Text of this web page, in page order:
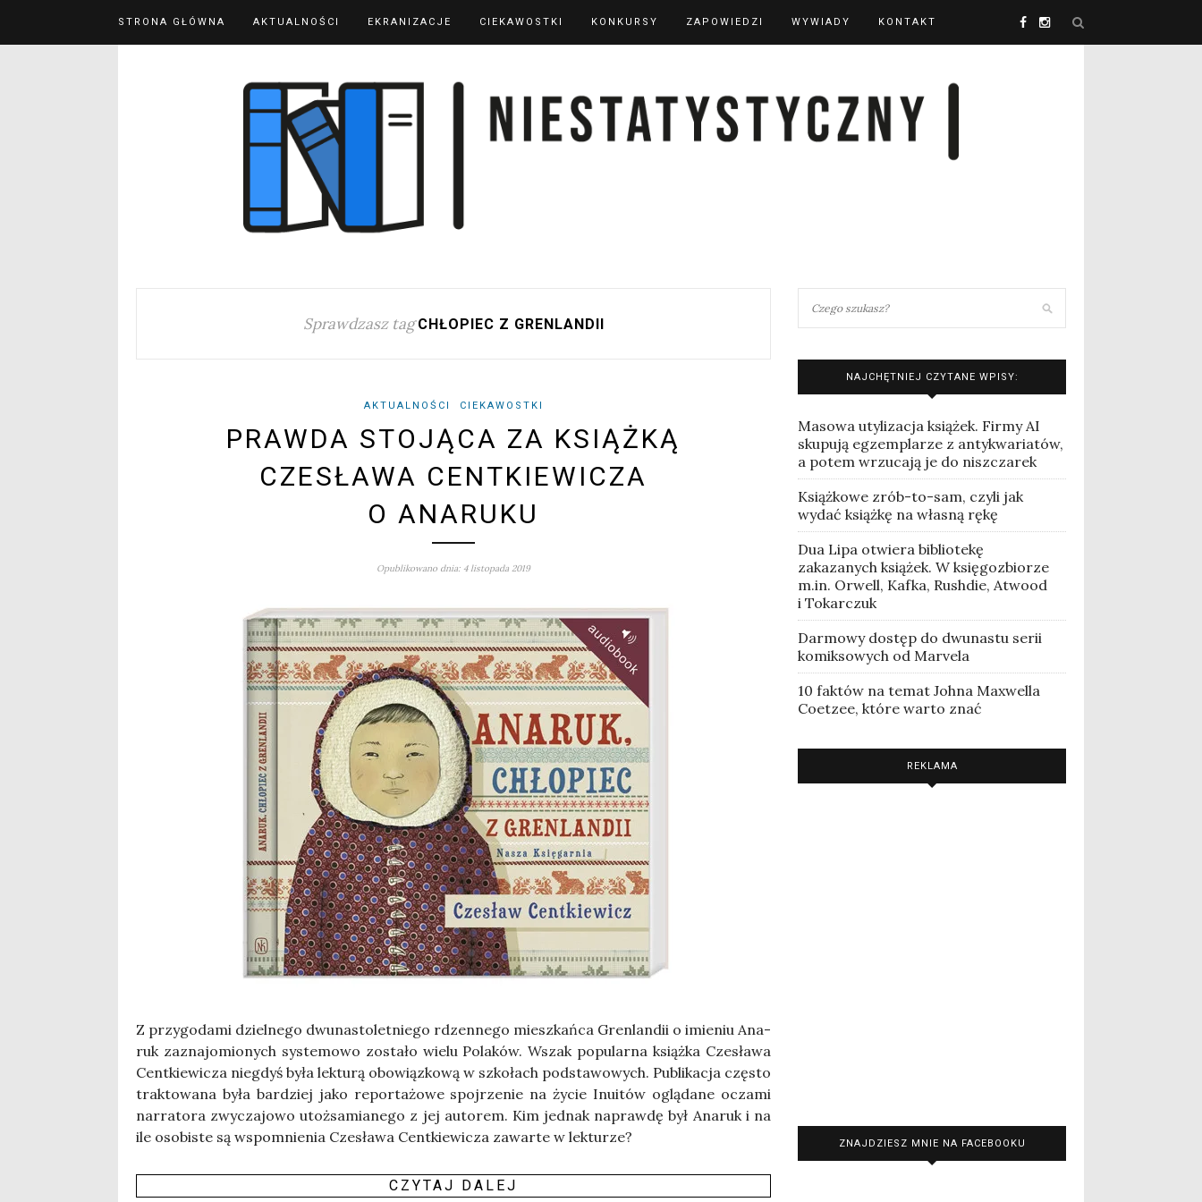
STRONA GŁÓWNA AKTUALNOŚCI EKRANIZACJE CIEKAWOSTKI KONKURSY ZAPOWIEDZI WYWIADY KONTAKT
Sprawdzasz tag CHŁOPIEC Z GRENLANDII
AKTUALNOŚCI CIEKAWOSTKI
PRAWDA STOJĄCA ZA KSIĄŻKĄ
CZESŁAWA CENTKIEWICZA
O ANARUKU
Opublikowano dnia: 4 listopada 2019
Z przy­go­da­mi dziel­ne­go dwu­na­sto­let­nie­go rdzen­ne­go miesz­kań­ca Gren­lan­dii o imie­niu Ana­
ruk zazna­jo­mio­nych sys­te­mo­wo zosta­ło wie­lu Pola­ków. Wszak popu­lar­na książ­ka Cze­sła­wa
Cent­kie­wi­cza nie­gdyś była lek­tu­rą obo­wiąz­ko­wą w szko­łach pod­sta­wo­wych. Publi­ka­cja czę­sto
trak­to­wa­na była bar­dziej jako repor­ta­żo­we spoj­rze­nie na życie Inu­itów oglą­da­ne ocza­mi
nar­ra­to­ra zwy­cza­jo­wo utoż­sa­mia­ne­go z jej auto­rem. Kim jed­nak napraw­dę był Ana­ruk i na
ile oso­bi­ste są wspo­mnie­nia Cze­sła­wa Cent­kie­wi­cza zawar­te w lek­tu­rze?
CZY­TAJ DALEJ
NAJCHĘTNIEJ CZYTANE WPISY:
Masowa utylizacja książek. Firmy AI
skupują egzemplarze z antykwariatów,
a potem wrzucają je do niszczarek
Książkowe zrób-to-sam, czyli jak
wydać książkę na własną rękę
Dua Lipa otwiera bibliotekę
zakazanych książek. W księgozbiorze
m.in. Orwell, Kafka, Rushdie, Atwood
i Tokarczuk
Darmowy dostęp do dwunastu serii
komiksowych od Marvela
10 faktów na temat Johna Maxwella
Coetzee, które warto znać
REKLAMA
ZNAJDZIESZ MNIE NA FACEBOOKU